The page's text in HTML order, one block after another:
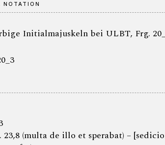
NOTATION
Initialmajuskeln bei ULBT, Frg.
23,8 (multa de illo et sperabat) –